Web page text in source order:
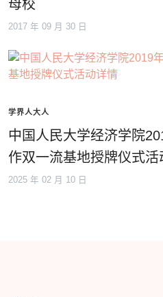
母校
2017 年 09 月 30 日
学界人大人
中国人民大学经济学院
作双一流基地授牌仪式活
2025 年 02 月 10 日